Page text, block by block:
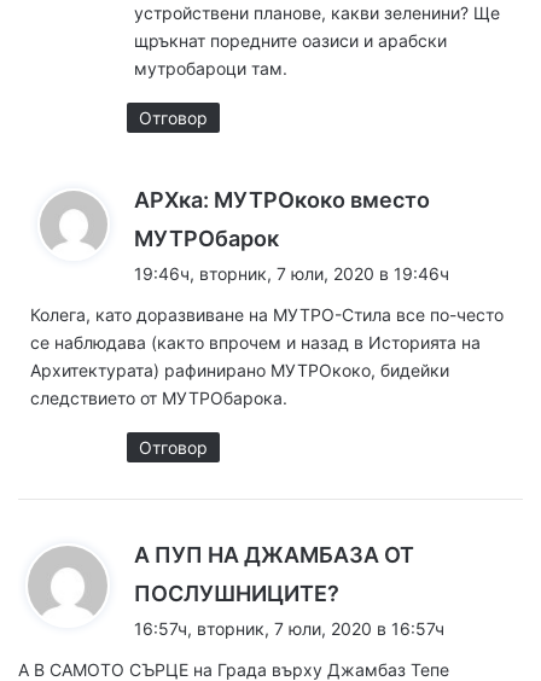
устройствени планове, какви зеленини? Ще
щръкнат поредните оазиси и арабски
мутробароци там.
Отговор
АРХка: МУТРОкоко вместо
МУТРОбарок
а
а
:
19:46ч, вторник, 7 юли, 2020 в 19:46ч
Колега, като доразвиване на МУТРО-Стила все по-често
се наблюдава (както впрочем и назад в Историята на
Архитектурата) рафинирано МУТРОкоко, бидейки
следствието от МУТРОбарока.
Отговор
А ПУП НА ДЖАМБАЗА ОТ
ПОСЛУШНИЦИТЕ?
а
16:57ч, вторник, 7 юли, 2020 в 16:57ч
А В САМОТО СЪРЦЕ на Града върху Джамбаз Тепе